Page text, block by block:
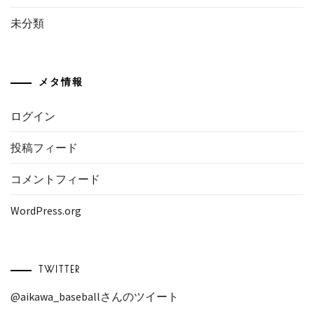
未分類
メタ情報
ログイン
投稿フィード
コメントフィード
WordPress.org
TWITTER
@aikawa_baseballさんのツイート